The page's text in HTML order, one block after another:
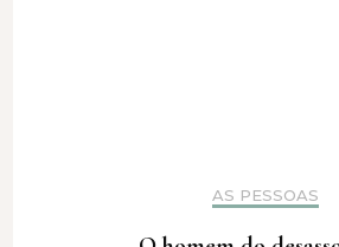
AS PESSOAS